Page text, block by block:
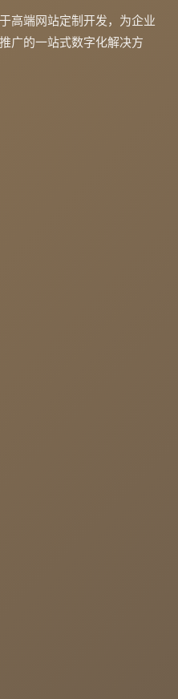
高端网站定制开发，为企业
广的一站式数字化解决方